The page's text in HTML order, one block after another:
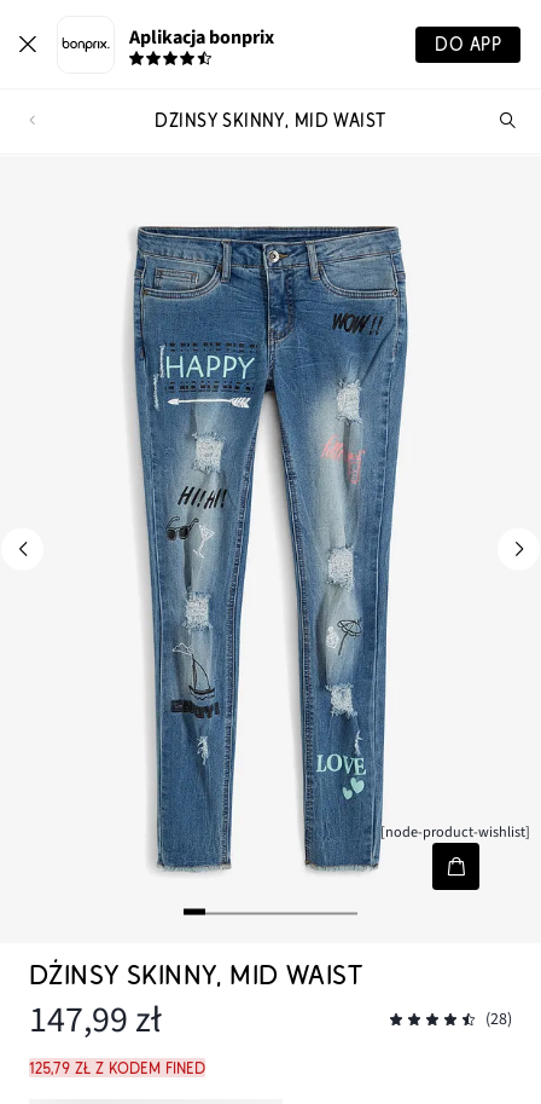
Aplikacja bonprix DO APP
DŻINSY SKINNY, MID WAIST
[node-product-wishlist]
DŻINSY SKINNY, MID WAIST
147,99 zł (28)
125,79 zł z kodem FINED